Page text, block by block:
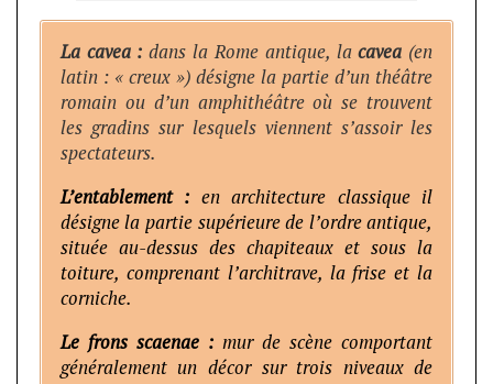
La cavea : dans la Rome antique, lacavea (en
latin : « creux ») désigne la partie d’un théâtre
romain ou d’un amphithéâtre où se trouvent
les gradins sur lesquels viennent s’assoir les
spectateurs.
L’entablement : en architecture classique il
désigne la partie supérieure de l’ordre antique,
située au-dessus des chapiteaux et sous la
toiture, comprenant l’architrave, la frise et la
corniche.
Le frons scaenae :mur de scène comportant
généralement un décor sur trois niveaux de